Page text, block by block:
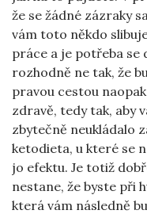
že se žádné zázraky
vám toto někdo
práce a je potřeba se
rozhodně ne tak, že
pravou cestou
zdravě, tedy tak, aby
zbytečně neukládalo
ketodieta, u které se
jo efektu. Je totiž
nestane, že byste při
která vám následně